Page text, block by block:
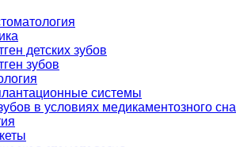
детских зубов
зубов
системы
в условиях медикаментозного сна